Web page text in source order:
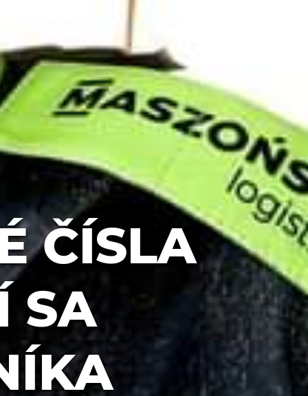
ČÍSLA
SA